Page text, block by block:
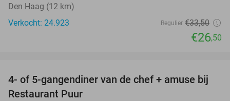
Den Haag (12 km)
Verkocht: 24.923
Regulier €33,50
€26,50
40%
4- of 5-gangendiner van de chef + amuse bij
Restaurant Puur